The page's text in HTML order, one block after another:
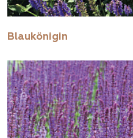
Blaukönigin